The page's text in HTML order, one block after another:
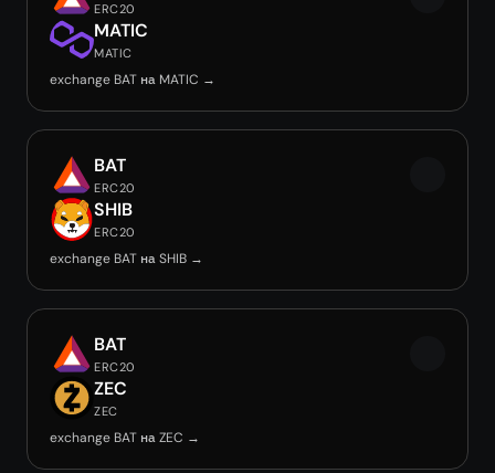
ERC20
MATIC
MATIC
exchange BAT на MATIC →
BAT
ERC20
SHIB
ERC20
exchange BAT на SHIB →
BAT
ERC20
ZEC
ZEC
exchange BAT на ZEC →